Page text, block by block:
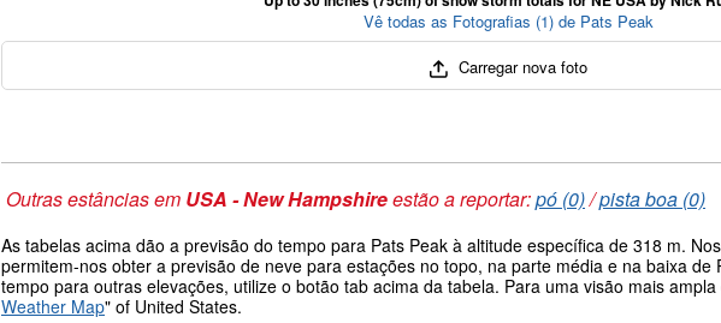
Vê todas as Fotografias (1) de Pats Peak
Carregar nova foto
Outras estâncias em USA - New Hampshireestão a reportar:pó (0)/pista boa (0)
As tabelas acima dão a previsão do tempo para Pats Peak à altitude específica de 318 m.
permitem-nos obter a previsão de neve para estações no topo, na parte média e na baixa de
tempo para outras elevações, utilize o botão tab acima da tabela. Para uma visão mais
Weather Map" of United States.